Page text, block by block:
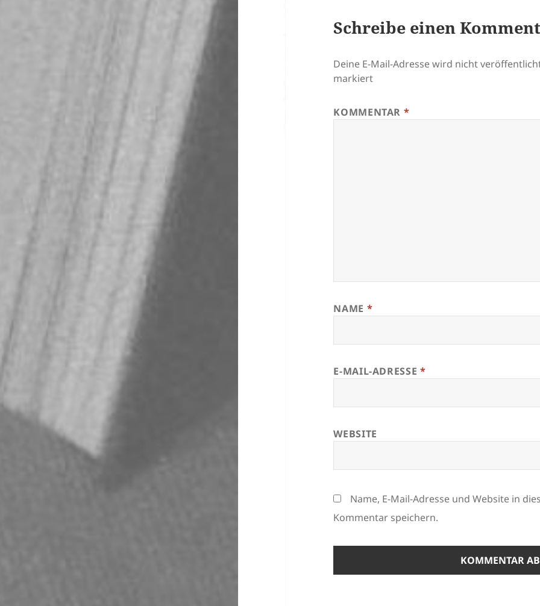
Schreibe einen
Deine E-Mail-Adresse wird nicht
markiert
KOMMENTAR *
NAME *
E-MAIL-ADRESSE *
WEBSITE
Name, E-Mail-Adresse und Website in
Kommentar speichern.